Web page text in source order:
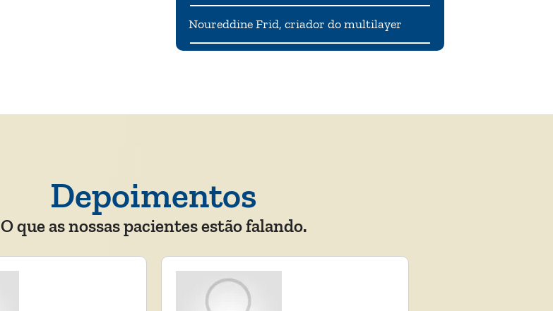
Noureddine Frid, criador do multilayer
Depoimentos
O que as nossas pacientes estão falando.